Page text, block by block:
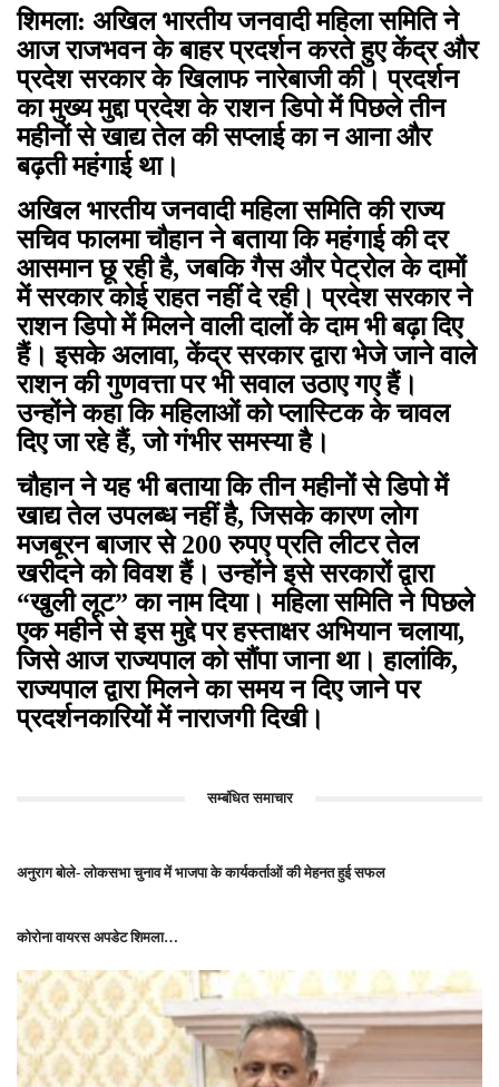
शिमला: अखिल भारतीय जनवादी महिला समिति ने
आज राजभवन के बाहर प्रदर्शन करते हुए केंद्र और
प्रदेश सरकार के खिलाफ नारेबाजी की। प्रदर्शन
का मुख्य मुद्दा प्रदेश के राशन डिपो में पिछले तीन
महीनों से खाद्य तेल की सप्लाई का न आना और
बढ़ती महंगाई था।
अखिल भारतीय जनवादी महिला समिति की राज्य
सचिव फालमा चौहान ने बताया कि महंगाई की दर
आसमान छू रही है, जबकि गैस और पेट्रोल के दामों
में सरकार कोई राहत नहीं दे रही। प्रदेश सरकार ने
राशन डिपो में मिलने वाली दालों के दाम भी बढ़ा दिए
हैं। इसके अलावा, केंद्र सरकार द्वारा भेजे जाने वाले
राशन की गुणवत्ता पर भी सवाल उठाए गए हैं।
उन्होंने कहा कि महिलाओं को प्लास्टिक के चावल
दिए जा रहे हैं, जो गंभीर समस्या है।
चौहान ने यह भी बताया कि तीन महीनों से डिपो में
खाद्य तेल उपलब्ध नहीं है, जिसके कारण लोग
मजबूरन बाजार से 200 रुपए प्रति लीटर तेल
खरीदने को विवश हैं। उन्होंने इसे सरकारों द्वारा
“खुली लूट” का नाम दिया। महिला समिति ने पिछले
एक महीने से इस मुद्दे पर हस्ताक्षर अभियान चलाया,
जिसे आज राज्यपाल को सौंपा जाना था। हालांकि,
राज्यपाल द्वारा मिलने का समय न दिए जाने पर
प्रदर्शनकारियों में नाराजगी दिखी।
सम्बंधित समाचार
अनुराग बोले- लोकसभा चुनाव में भाजपा के कार्यकर्ताओं की मेहनत हुई सफल
कोरोना वायरस अपडेट शिमला…